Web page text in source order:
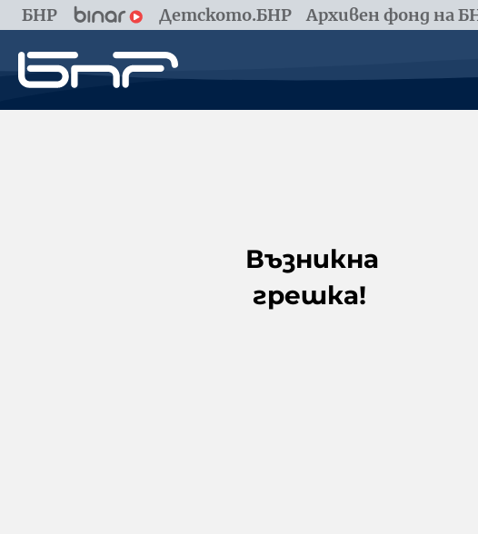
БНР Детското.БНР Архивен фонд на
Възникна
грешка!